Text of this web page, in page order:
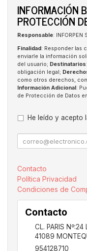
INFORMACIÓN
PROTECCIÓN
Responsable: INFORPEN
Finalidad: Responder las
enviarle la información
del usuario; Destinatarios
obligación legal;
como otros derechos,
Información Adicional:
de Protección de Datos
He leído y acepto
Contacto
Política Privacidad
Condiciones de
Contacto
CL. PARIS Nº:24
41089
954128710